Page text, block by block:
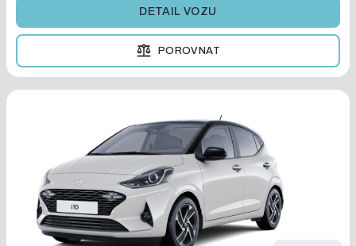
POROVNAT
DETAIL VOZU